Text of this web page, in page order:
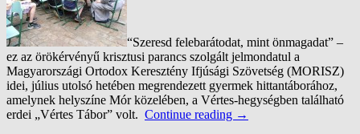
“Szeresd felebarátodat, mint önmagadat” –
ez az örökérvényű krisztusi parancs szolgált jelmondatul a
Magyarországi Ortodox Keresztény Ifjúsági Szövetség (MORISZ)
idei, július utolsó hetében megrendezett gyermek hittantáborához,
amelynek helyszíne Mór közelében, a Vértes-hegységben található
erdei „Vértes Tábor” volt. Continue reading →